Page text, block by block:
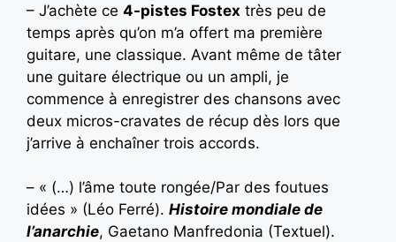
– J’achète ce 4-pistes Fostex très peu de
temps après qu’on m’a offert ma première
guitare, une classique. Avant même de tâter
une guitare électrique ou un ampli, je
commence à enregistrer des chansons avec
deux micros-cravates de récup dès lors que
j’arrive à enchaîner trois accords.
– « (…) l’âme toute rongée/Par des foutues
idées » (Léo Ferré). Histoire mondiale de
l’anarchie, Gaetano Manfredonia (Textuel).